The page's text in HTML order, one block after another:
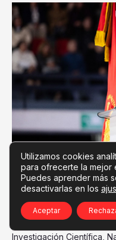
UAG fortalece su
proyección
centenario
Investigación Científica
UAG
fortalece
su
calidad
académica
y
proyección
rumbo
a
centenario
Utilizamos cookies
para ofrecerte la mejor
Puedes aprender más
desactivarlas en los
Aceptar